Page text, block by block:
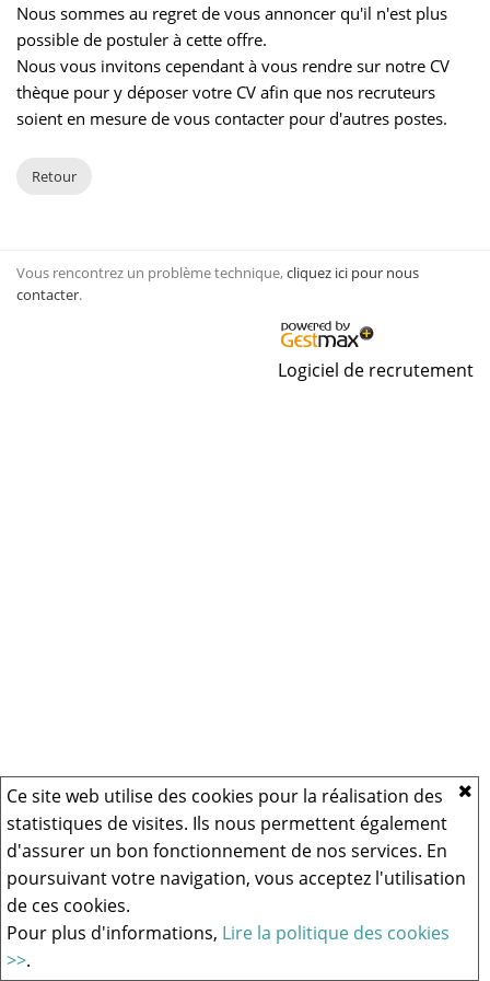
Ce site web utilise des cookies pour la réalisation des
statistiques de visites. Ils nous permettent également
d'assurer un bon fonctionnement de nos services. En
poursuivant votre navigation, vous acceptez l'utilisation
de ces cookies.
Pour plus d'informations, Lire la politique des cookies
>>.
Nous sommes au regret de vous annoncer qu'il n'est plus
possible de postuler à cette offre.
Nous vous invitons cependant à vous rendre sur notre CV
thèque pour y déposer votre CV afin que nos recruteurs
soient en mesure de vous contacter pour d'autres postes.
Retour
Vous rencontrez un problème technique,cliquez ici pour nous
contacter.
Logiciel de recrutement